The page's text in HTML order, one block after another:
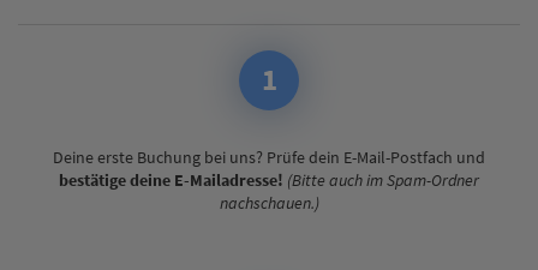
1
Deine erste Buchung bei uns? Prüfe dein E-Mail-Postfach und
bestätige deine E-Mailadresse! (Bitte auch im Spam-Ordner
nachschauen.)